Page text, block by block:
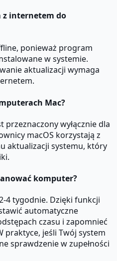
z internetem do
ponieważ program
w systemie.
aktualizacji wymaga
Mac?
przeznaczony wyłącznie dla
macOS korzystają z
aktualizacji systemu, który
komputer?
4 tygodnie. Dzięki funkcji
automatyczne
czasu i zapomnieć
praktyce, jeśli Twój system
sprawdzenie w zupełności